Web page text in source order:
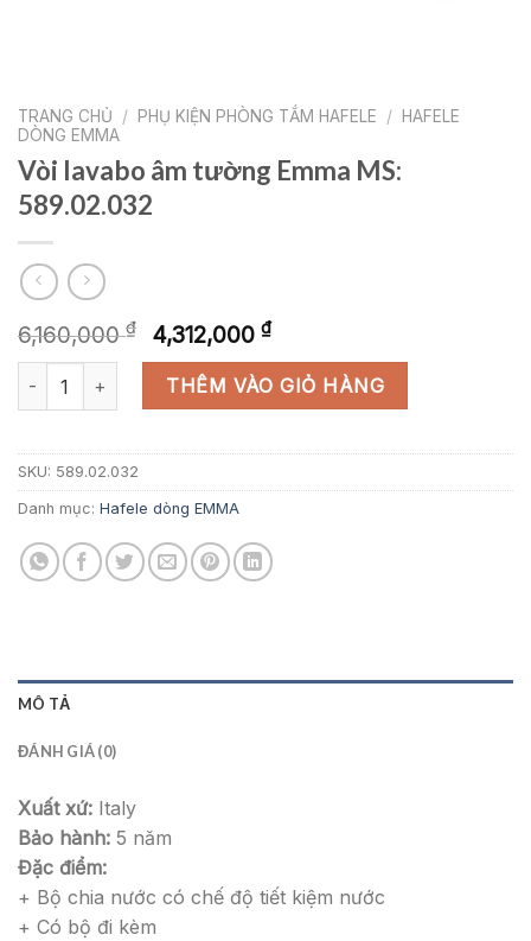
TRANG CHỦ / PHỤ KIỆN PHÒNG TẮM HAFELE /
HAFELE
DÒNG EMMA
Vòi lavabo âm tường Emma MS:
589.02.032
6,160,000₫
Giá
gốc
là:
6,160,000 ₫.
4,312,000 ₫Giá
hiện
tại
là:
4,312,000 ₫.
Vòi lavabo âm tường Emma MS: 589.02.032 số lượng
THÊM VÀO GIỎ HÀNG
SKU: 589.02.032
Danh mục: Hafele dòng EMMA
MÔ TẢ
ĐÁNH GIÁ (0)
Xuất xứ: Italy
Bảo hành: 5 năm
Đặc điểm:
+ Bộ chia nước có chế độ tiết kiệm nước
+ Có bộ đi kèm